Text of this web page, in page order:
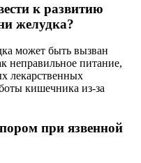
к развитию
желудка?
может быть вызван
неправильное питание,
лекарственных
кишечника из-за
при язвенной